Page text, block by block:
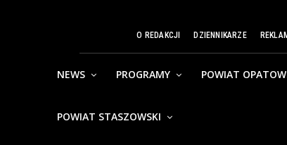
O REDAKCJI DZIENNIKARZE
NEWS PROGRAMY POWIAT
POWIAT STASZOWSKI